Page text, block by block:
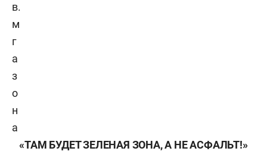
в.
м
г
а
з
о
н
а
«ТАМ БУДЕТ ЗЕЛЕНАЯ ЗОНА, А НЕ АСФАЛЬТ!»